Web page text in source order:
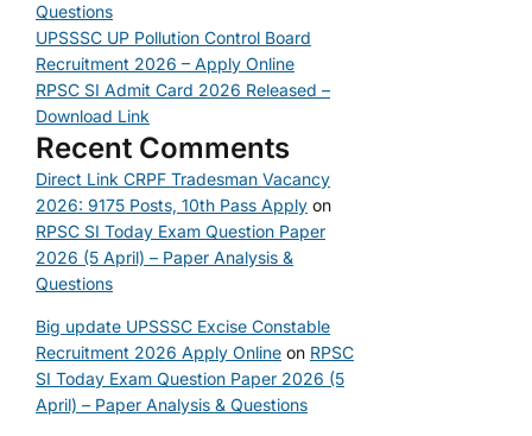
Questions
UPSSSC UP Pollution Control Board
Recruitment 2026 – Apply Online
RPSC SI Admit Card 2026 Released –
Download Link
Recent Comments
Direct Link CRPF Tradesman Vacancy
2026: 9175 Posts, 10th Pass Apply on
RPSC SI Today Exam Question Paper
2026 (5 April) – Paper Analysis &
Questions
Big update UPSSSC Excise Constable
Recruitment 2026 Apply Online on RPSC
SI Today Exam Question Paper 2026 (5
April) – Paper Analysis & Questions